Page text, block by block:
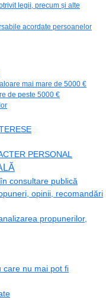
legii, precum și alte
acordate persoanelor
mai mare de 5000 €
de peste 5000 €
PERSONAL
consultare publică
opinii, recomandări
propunerilor,
care nu mai pot fi